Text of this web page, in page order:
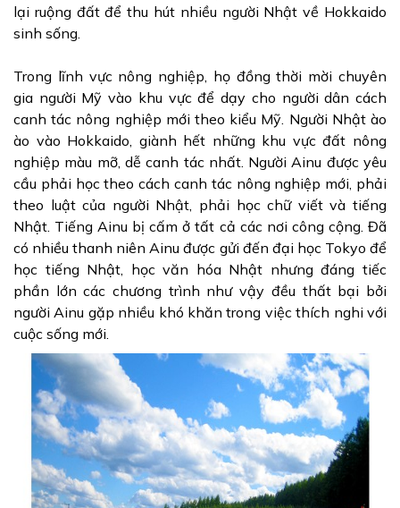
lại ruộng đất để thu hút nhiều người Nhật về Hokkaido
sinh sống.
Trong lĩnh vực nông nghiệp, họ đồng thời mời chuyên
gia người Mỹ vào khu vực để dạy cho người dân cách
canh tác nông nghiệp mới theo kiểu Mỹ. Người Nhật ào
ào vào Hokkaido, giành hết những khu vực đất nông
nghiệp màu mỡ, dễ canh tác nhất. Người Ainu được yêu
cầu phải học theo cách canh tác nông nghiệp mới, phải
theo luật của người Nhật, phải học chữ viết và tiếng
Nhật. Tiếng Ainu bị cấm ở tất cả các nơi công cộng. Đã
có nhiều thanh niên Ainu được gửi đến đại học Tokyo để
học tiếng Nhật, học văn hóa Nhật nhưng đáng tiếc
phần lớn các chương trình như vậy đều thất bại bởi
người Ainu gặp nhiều khó khăn trong việc thích nghi với
cuộc sống mới.